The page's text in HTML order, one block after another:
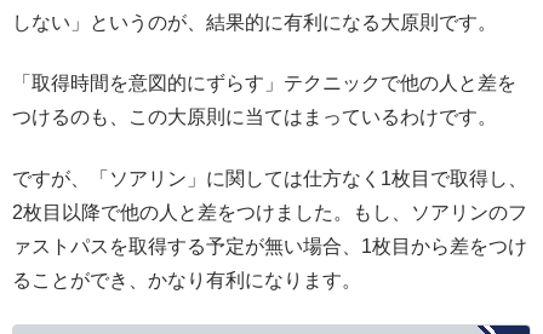
しない」というのが、結果的に有利になる大原則です。
「取得時間を意図的にずらす」テクニックで他の人と差を
つけるのも、この大原則に当てはまっているわけです。
ですが、「ソアリン」に関しては仕方なく1枚目で取得し、
2枚目以降で他の人と差をつけました。もし、ソアリンのフ
ァストパスを取得する予定が無い場合、1枚目から差をつけ
ることができ、かなり有利になります。